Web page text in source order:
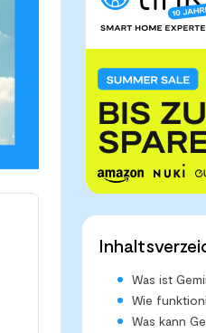
Was ist
Wie
Was kann